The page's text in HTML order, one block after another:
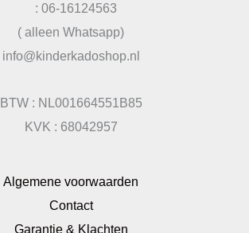
: 06-16124563
( alleen Whatsapp)
info@kinderkadoshop.nl
BTW : NL001664551B85
KVK : 68042957
Algemene voorwaarden
Contact
Garantie & Klachten